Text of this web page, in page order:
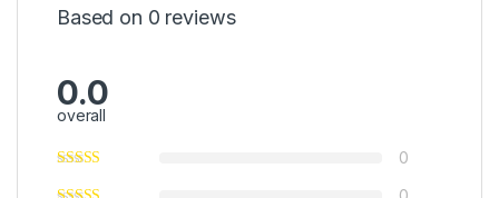
Based on 0 reviews
0.0
overall
0